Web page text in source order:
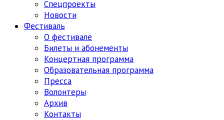
Спецпроекты
Новости
Фестиваль
О фестивале
Билеты и абонементы
Концертная программа
Образовательная программа
Пресса
Волонтеры
Архив
Контакты